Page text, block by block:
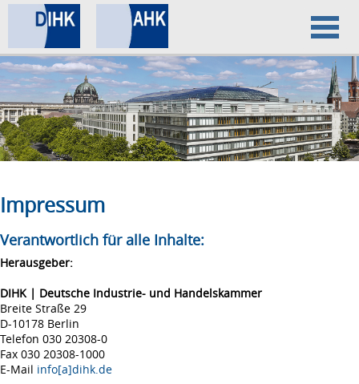
Home
Datenschutz
Impressum
Impressum
Verantwortlich für alle Inhalte:
Herausgeber:
DIHK | Deutsche Industrie- und Handelskammer
Breite Straße 29
D-10178 Berlin
Telefon 030 20308-0
Fax 030 20308-1000
E-Mail info[a]dihk.de